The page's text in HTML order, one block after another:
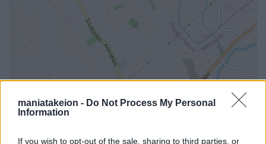
maniatakeion - Do Not Process My Personal
Information
If you wish to opt-out of the sale, sharing to third parties, or